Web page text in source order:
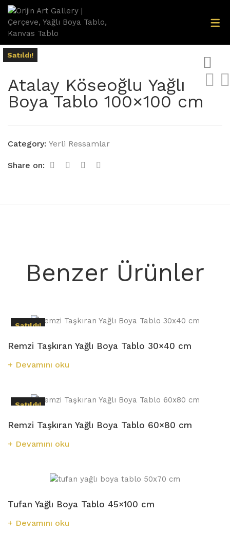
Aksesuarlar
Aynalar
Dec-Spec Resimler
Dijital Baskı Resimler
Dresuarlar
Gümüş Ayetler
Yağlıboya Tablolar
Satıldı!
Atalay Köseoğlu Yağlı
Boya Tablo 100×100 cm
Category: Yerli Ressamlar
Share on:
Benzer Ürünler
Satıldı!
Remzi Taşkıran Yağlı Boya Tablo 30×40 cm
Devamını oku
Satıldı!
Remzi Taşkıran Yağlı Boya Tablo 60×80 cm
Devamını oku
Tufan Yağlı Boya Tablo 45×100 cm
Devamını oku